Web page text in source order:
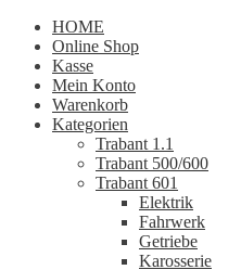
HOME
Online Shop
Kasse
Mein Konto
Warenkorb
Kategorien
Trabant 1.1
Trabant 500/600
Trabant 601
Elektrik
Fahrwerk
Getriebe
Karosserie